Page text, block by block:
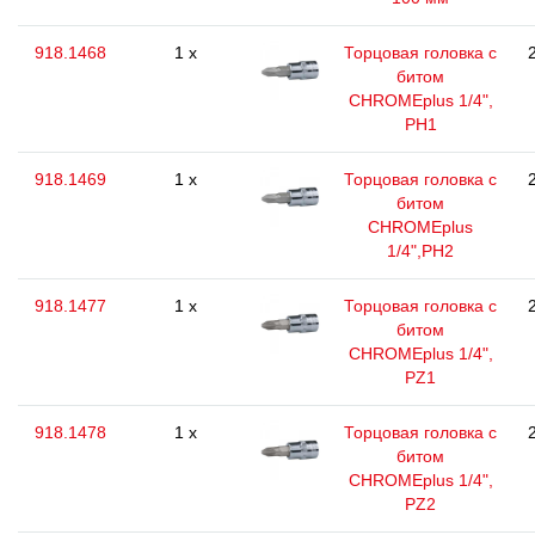
918.1468 1 x
Торцовая головка с
битом
CHROMEplus 1/4",
РН1
918.1469 1 x
Торцовая головка с
битом
CHROMEplus
1/4",РН2
918.1477 1 x
Торцовая головка с
битом
CHROMEplus 1/4",
РZ1
918.1478 1 x
Торцовая головка с
битом
CHROMEplus 1/4",
РZ2